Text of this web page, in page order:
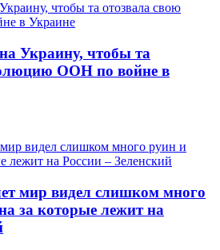
Украину, чтобы та
ООН по войне в
мир видел слишком много
за которые лежит на